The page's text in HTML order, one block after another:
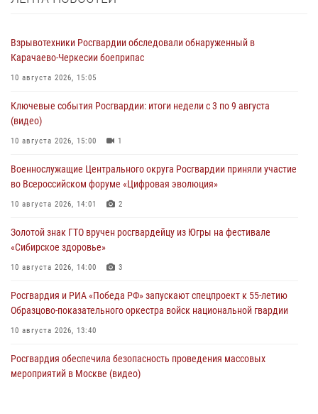
Взрывотехники Росгвардии обследовали обнаруженный в
Карачаево-Черкесии боеприпас
10 августа 2026, 15:05
Ключевые события Росгвардии: итоги недели с 3 по 9 августа
(видео)
10 августа 2026, 15:00 1
Военнослужащие Центрального округа Росгвардии приняли участие
во Всероссийском форуме «Цифровая эволюция»
10 августа 2026, 14:01 2
Золотой знак ГТО вручен росгвардейцу из Югры на фестивале
«Сибирское здоровье»
10 августа 2026, 14:00 3
Росгвардия и РИА «Победа РФ» запускают спецпроект к 55-летию
Образцово-показательного оркестра войск национальной гвардии
10 августа 2026, 13:40
Росгвардия обеспечила безопасность проведения массовых
мероприятий в Москве (видео)